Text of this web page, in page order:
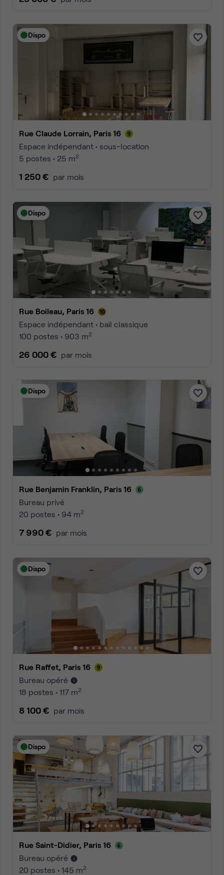
Dispo
Rue Claude Lorrain, Paris 16
Espace indépendant • sous-location
5 postes • 25 m2
1 250 € par mois
Dispo
Rue Boileau, Paris 16
Espace indépendant • bail classique
100 postes • 903 m2
26 000 € par mois
Dispo
Rue Benjamin Franklin, Paris 16
Bureau privé
20 postes • 94 m2
7 990 € par mois
Dispo
Rue Raffet, Paris 16
Bureau opéré
18 postes • 117 m2
8 100 € par mois
Dispo
Rue Saint-Didier, Paris 16
Bureau opéré
20 postes • 145 m2